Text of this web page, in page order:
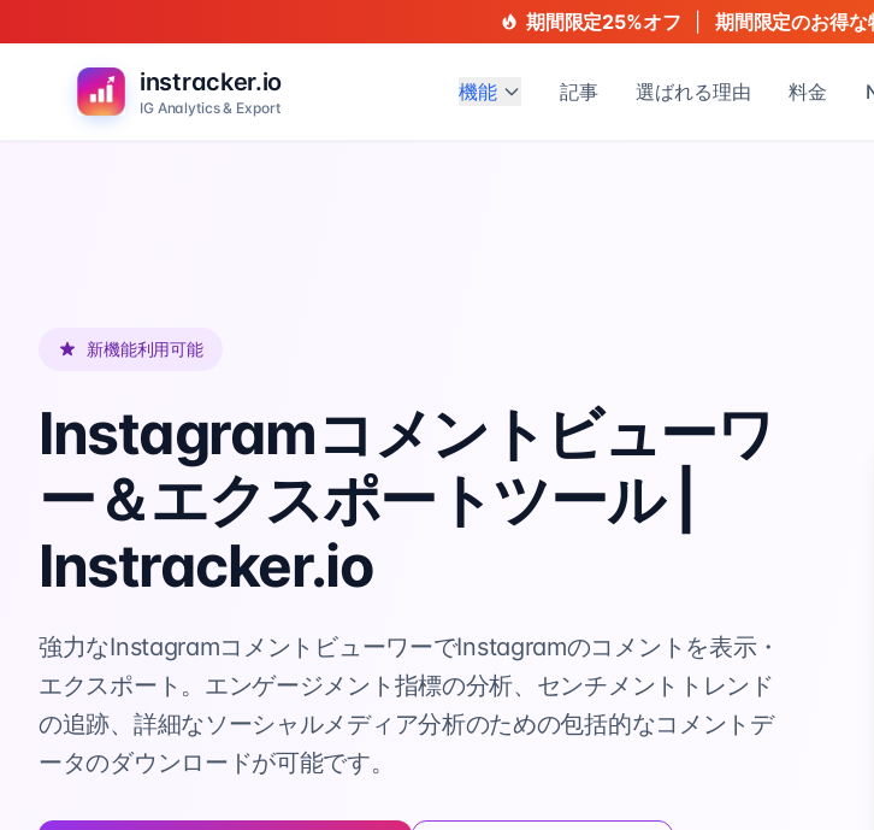
期間限定25%オフ 期間限定のお得な
instracker.io
IG Analytics & Export
機能 記事 選ばれる理由 料金
新機能利用可能
Instagramコメントビューワ
ー＆エクスポートツール |
Instracker.io
強力なInstagramコメントビューワーでInstagramのコメントを表示・
エクスポート。エンゲージメント指標の分析、センチメントトレンド
の追跡、詳細なソーシャルメディア分析のための包括的なコメントデ
ータのダウンロードが可能です。